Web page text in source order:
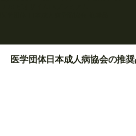
医学団体日本成人病協会の推